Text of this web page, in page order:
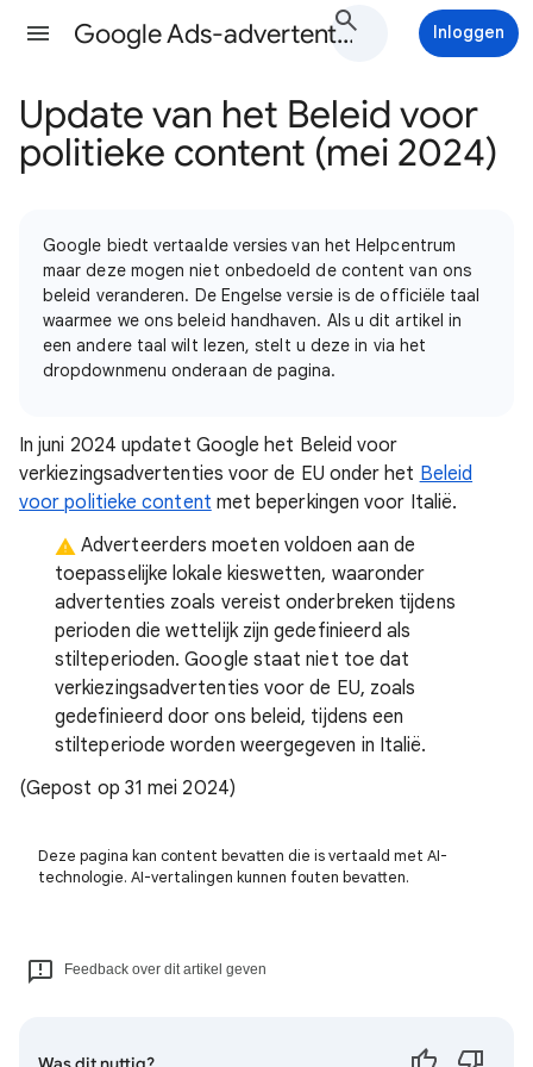
Google Ads-advertentiebeleid Help Inloggen
Update van het Beleid voor
politieke content (mei 2024)
Google biedt vertaalde versies van het Helpcentrum
maar deze mogen niet onbedoeld de content van ons
beleid veranderen. De Engelse versie is de officiële taal
waarmee we ons beleid handhaven. Als u dit artikel in
een andere taal wilt lezen, stelt u deze in via het
dropdownmenu onderaan de pagina.
In juni 2024 updatet Google het Beleid voor
verkiezingsadvertenties voor de EU onder het Beleid
voor politieke content met beperkingen voor Italië.
Adverteerders moeten voldoen aan de
toepasselijke lokale kieswetten, waaronder
advertenties zoals vereist onderbreken tijdens
perioden die wettelijk zijn gedefinieerd als
stilteperioden. Google staat niet toe dat
verkiezingsadvertenties voor de EU, zoals
gedefinieerd door ons beleid, tijdens een
stilteperiode worden weergegeven in Italië.
(Gepost op 31 mei 2024)
Deze pagina kan content bevatten die is vertaald met AI-
technologie. AI-vertalingen kunnen fouten bevatten.
Feedback over dit artikel geven